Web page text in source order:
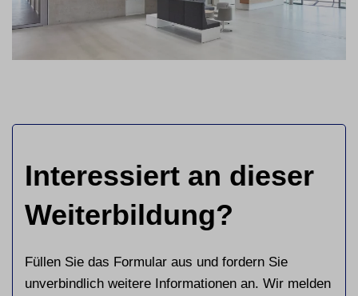
Interessiert an dieser
Weiterbildung?
Füllen Sie das Formular aus und fordern Sie
unverbindlich weitere Informationen an. Wir melden